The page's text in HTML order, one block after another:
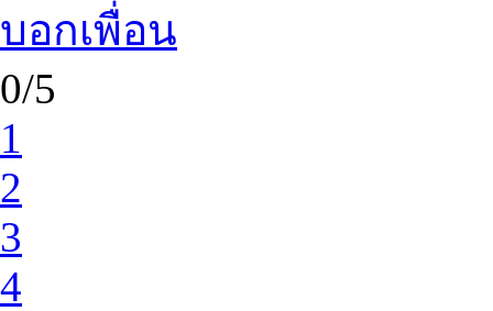
บอกเพื่อน
0/5
1
2
3
4